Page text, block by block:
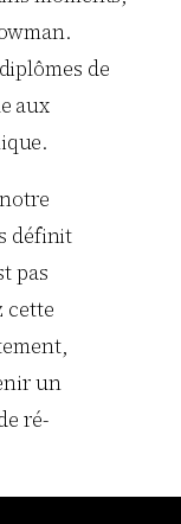
de
aux
définit
pas
cette
un
ré-